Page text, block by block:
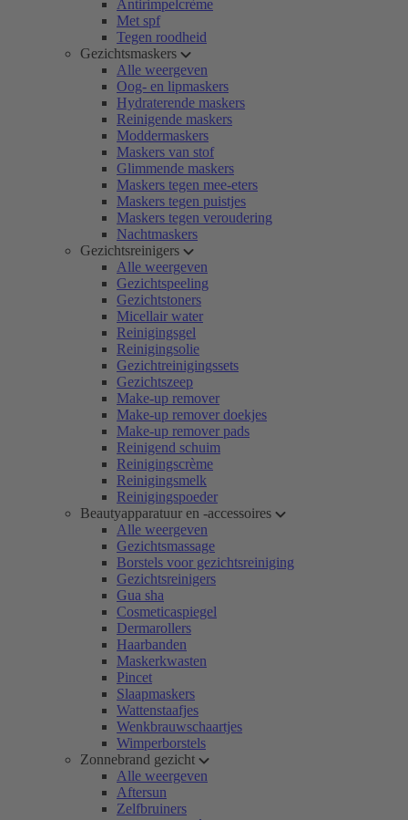
Antirimpelcrème
Met spf
Tegen roodheid
Gezichtsmaskers
Alle weergeven
Oog- en lipmaskers
Hydraterende maskers
Reinigende maskers
Moddermaskers
Maskers van stof
Glimmende maskers
Maskers tegen mee-eters
Maskers tegen puistjes
Maskers tegen veroudering
Nachtmaskers
Gezichtsreinigers
Alle weergeven
Gezichtspeeling
Gezichtstoners
Micellair water
Reinigingsgel
Reinigingsolie
Gezichtreinigingssets
Gezichtszeep
Make-up remover
Make-up remover doekjes
Make-up remover pads
Reinigend schuim
Reinigingscrème
Reinigingsmelk
Reinigingspoeder
Beautyapparatuur en -accessoires
Alle weergeven
Gezichtsmassage
Borstels voor gezichtsreiniging
Gezichtsreinigers
Gua sha
Cosmeticaspiegel
Dermarollers
Haarbanden
Maskerkwasten
Pincet
Slaapmaskers
Wattenstaafjes
Wenkbrauwschaartjes
Wimperborstels
Zonnebrand gezicht
Alle weergeven
Aftersun
Zelfbruiners